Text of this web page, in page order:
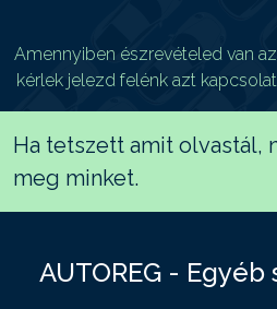
Amennyiben észrevételed van
kérlek jelezd felénk azt
Ha tetszett amit olvastál,
meg minket.
AUTOREG -